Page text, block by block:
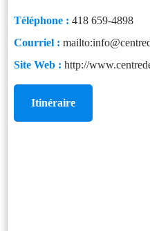
Téléphone : 418 659-4898
Courriel :
Site Web : http://
Itinéraire